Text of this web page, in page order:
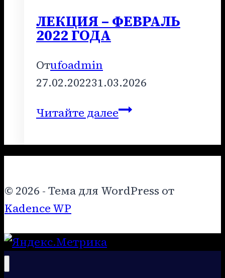
ЛЕКЦИЯ – ФЕВРАЛЬ
2022 ГОДА
Отufoadmin
27.02.202231.03.2026
Читайте далееЛЕКЦИЯ
ФЕВРАЛЬ
© 2026 - Тема для WordPress от
Kadence WP